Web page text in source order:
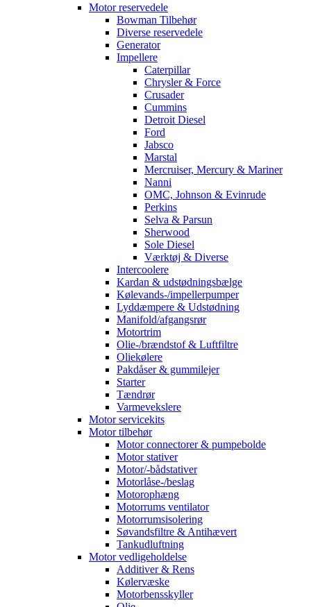
Motor reservedele
Bowman Tilbehør
Diverse reservedele
Generator
Impellere
Caterpillar
Chrysler & Force
Crusader
Cummins
Detroit Diesel
Ford
Jabsco
Marstal
Mercruiser, Mercury & Mariner
Nanni
OMC, Johnson & Evinrude
Perkins
Selva & Parsun
Sherwood
Sole Diesel
Værktøj & Diverse
Intercoolere
Kardan & udstødningsbælge
Kølevands-/impellerpumper
Lyddæmpere & Udstødning
Manifold/afgangsrør
Motortrim
Olie-/brændstof & Luftfiltre
Oliekølere
Pakdåser & gummilejer
Starter
Tændrør
Varmevekslere
Motor servicekits
Motor tilbehør
Motor connectorer & pumpebolde
Motor stativer
Motor/-bådstativer
Motorlåse-/beslag
Motorophæng
Motorrums ventilator
Motorrumsisolering
Søvandsfiltre & Antihævert
Tankudluftning
Motor vedligeholdelse
Additiver & Rens
Kølervæske
Motorbensskyller